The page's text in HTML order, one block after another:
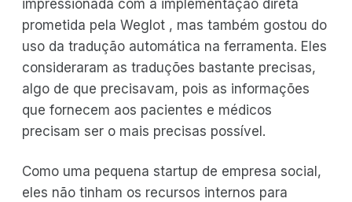
impressionada com a implementação direta
prometida pela Weglot , mas também gostou do
uso da tradução automática na ferramenta. Eles
consideraram as traduções bastante precisas,
algo de que precisavam, pois as informações
que fornecem aos pacientes e médicos
precisam ser o mais precisas possível.
Como uma pequena startup de empresa social,
eles não tinham os recursos internos para